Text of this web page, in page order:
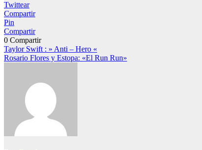
Twittear
Compartir
Pin
Compartir
0 Compartir
Navegación
de
Taylor Swift : » Anti – Hero «
Rosario Flores y Estopa: «El Run Run»